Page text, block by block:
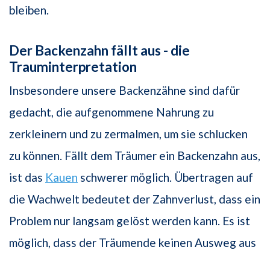
bleiben.
Der Backenzahn fällt aus - die
Trauminterpretation
Insbesondere unsere Backenzähne sind dafür
gedacht, die aufgenommene Nahrung zu
zerkleinern und zu zermalmen, um sie schlucken
zu können. Fällt dem Träumer ein Backenzahn aus,
ist das Kauen schwerer möglich. Übertragen auf
die Wachwelt bedeutet der Zahnverlust, dass ein
Problem nur langsam gelöst werden kann. Es ist
möglich, dass der Träumende keinen Ausweg aus